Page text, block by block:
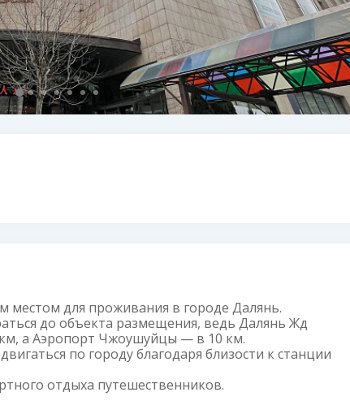
местом для проживания в городе Далянь.
до объекта размещения, ведь Далянь Жд
а Аэропорт Чжоушуйцы — в 10 км.
по городу благодаря близости к станции
отдыха путешественников.